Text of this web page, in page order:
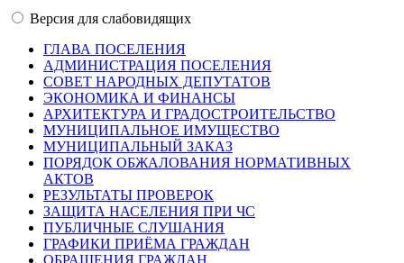
Версия для слабовидящих
ГЛАВА ПОСЕЛЕНИЯ
АДМИНИСТРАЦИЯ ПОСЕЛЕНИЯ
СОВЕТ НАРОДНЫХ ДЕПУТАТОВ
ЭКОНОМИКА И ФИНАНСЫ
АРХИТЕКТУРА И ГРАДОСТРОИТЕЛЬСТВО
МУНИЦИПАЛЬНОЕ ИМУЩЕСТВО
МУНИЦИПАЛЬНЫЙ ЗАКАЗ
ПОРЯДОК ОБЖАЛОВАНИЯ НОРМАТИВНЫХ
АКТОВ
РЕЗУЛЬТАТЫ ПРОВЕРОК
ЗАЩИТА НАСЕЛЕНИЯ ПРИ ЧС
ПУБЛИЧНЫЕ СЛУШАНИЯ
ГРАФИКИ ПРИЁМА ГРАЖДАН
ОБРАЩЕНИЯ ГРАЖДАН